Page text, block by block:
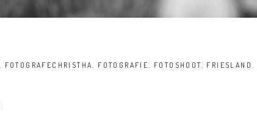
FOTOGRAFECHRISTHA FOTOGRAFIE FOTOSHOOT FRIESLAND